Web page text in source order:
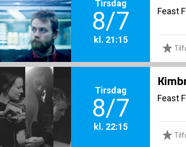
Tirsdag
8/7
kl. 21:15
Feast
Tirsdag
8/7
kl. 22:15
Feast